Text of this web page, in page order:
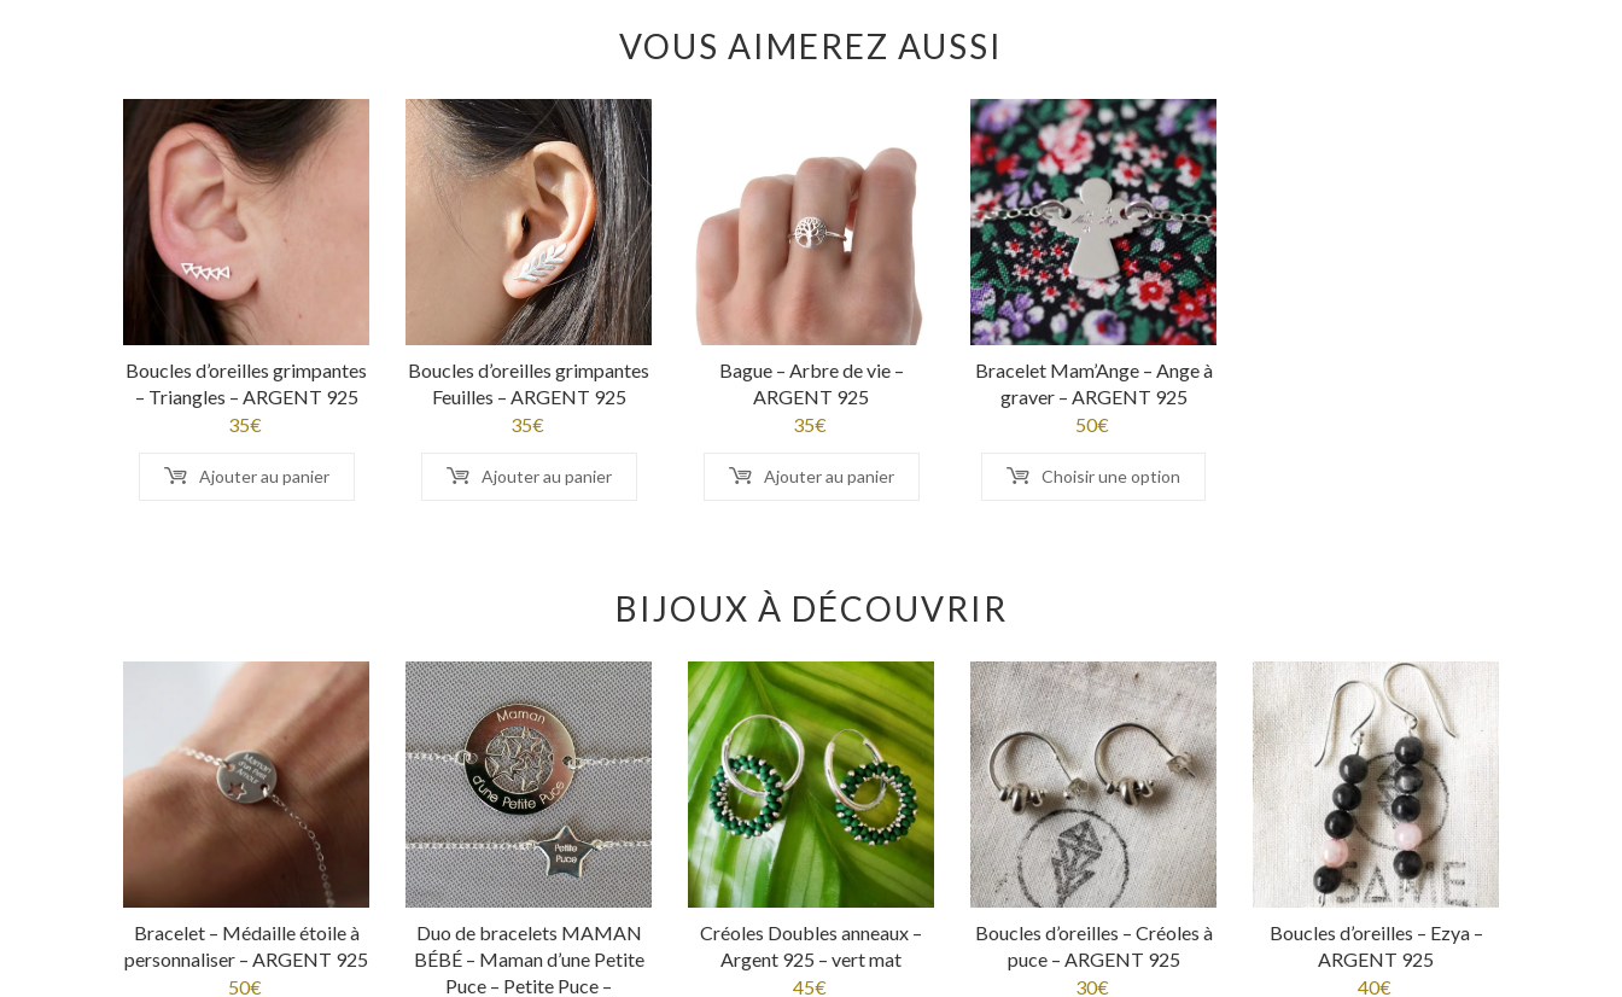
VOUS AIMEREZ AUSSI
Boucles d’oreilles grimpantes
– Triangles – ARGENT 925
35€
Ajouter au panier
Boucles d’oreilles grimpantes
Feuilles – ARGENT 925
35€
Ajouter au panier
Bague – Arbre de vie –
ARGENT 925
35€
Ajouter au panier
Bracelet Mam’Ange – Ange à
graver – ARGENT 925
50€
Choisir une option
BIJOUX À DÉCOUVRIR
Bracelet – Médaille étoile à
personnaliser – ARGENT 925
50€
Duo de bracelets MAMAN
BÉBÉ – Maman d’une Petite
Puce – Petite Puce –
Créoles Doubles anneaux –
Argent 925 – vert mat
45€
Boucles d’oreilles – Créoles à
puce – ARGENT 925
30€
Boucles d’oreilles – Ezya –
ARGENT 925
40€